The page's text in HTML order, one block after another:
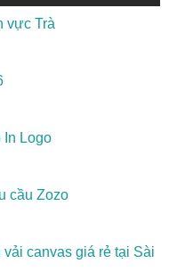
vực Trà
In Logo
cầu Zozo
canvas giá rẻ tại Sài